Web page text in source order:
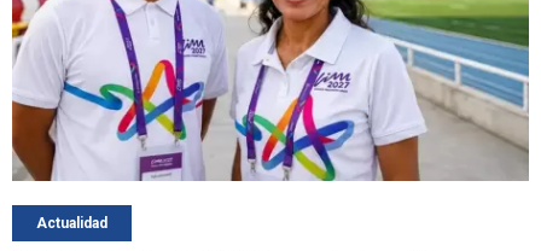
Actualidad